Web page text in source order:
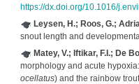
https://dx.doi.org/10.1016/
Leysen, H.; Roos, G.;
snout length and
Matey, V.; Iftikar, F.I.; De
morphology and acute
ocellatus) and the rainbow